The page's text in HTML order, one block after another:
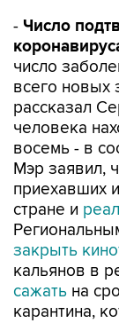
- Число
число
всего новых
рассказал
человека
восемь - в
Мэр заявил,
приехавших
стране и
закрыть
кальянов в
сажать на
карантина,